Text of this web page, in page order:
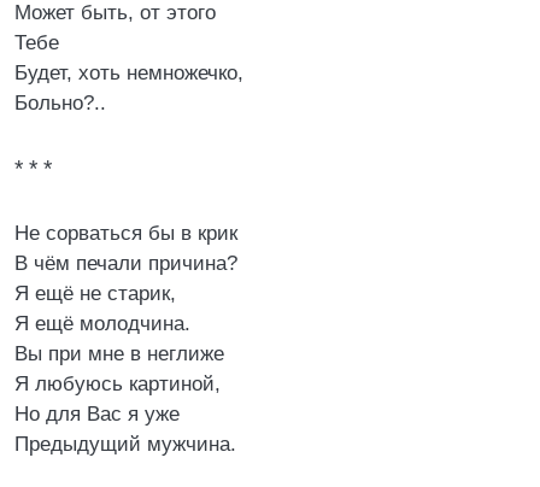
Может быть, от этого
Тебе
Будет, хоть немножечко,
Больно?..
* * *
Не сорваться бы в крик
В чём печали причина?
Я ещё не старик,
Я ещё молодчина.
Вы при мне в неглиже
Я любуюсь картиной,
Но для Вас я уже
Предыдущий мужчина.